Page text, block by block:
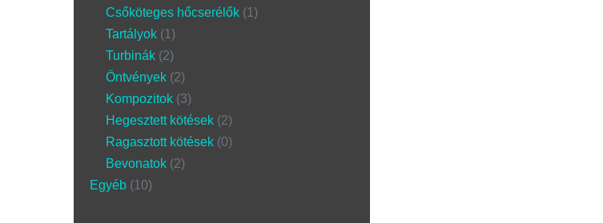
Csőköteges hőcserélők 1
Tartályok 1
Turbinák 2
Öntvények 2
Kompozitok 3
Hegesztett kötések 2
Ragasztott kötések 0
Bevonatok 2
Egyéb 10